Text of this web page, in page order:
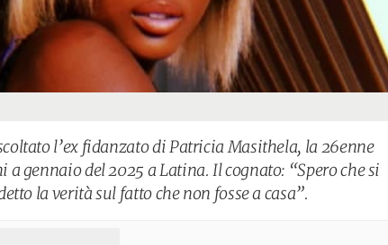
l’ex fidanzato di Patricia Masithela, la 26enne
a gennaio del 2025 a Latina. Il cognato: “Spero che si
la verità sul fatto che non fosse a casa”.